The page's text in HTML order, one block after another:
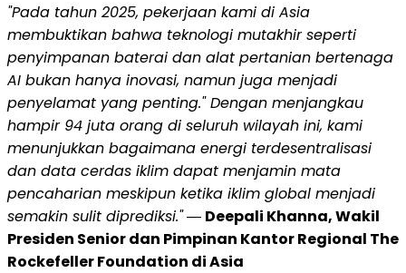
"Pada tahun 2025, pekerjaan kami di Asia
membuktikan bahwa teknologi mutakhir seperti
penyimpanan baterai dan alat pertanian bertenaga
AI bukan hanya inovasi, namun juga menjadi
penyelamat yang penting." Dengan menjangkau
hampir 94 juta orang di seluruh wilayah ini, kami
menunjukkan bagaimana energi terdesentralisasi
dan data cerdas iklim dapat menjamin mata
pencaharian meskipun ketika iklim global menjadi
semakin sulit diprediksi."― Deepali Khanna, Wakil
Presiden Senior dan Pimpinan Kantor Regional The
Rockefeller Foundation di Asia